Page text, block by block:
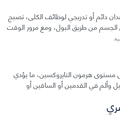
دائم أو تدريجي لوظائف الكلى، تصبح
الجسم من طريق البول، ومع مرور الوقت
مستوى هرمون التايروكسين، ما يؤدي
وألم في القدمين أو الساقين أو